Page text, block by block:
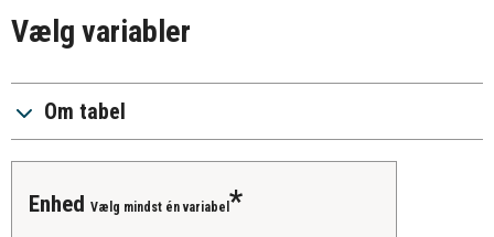
Vælg variabler
Om tabel
Enhed Vælg mindst én variabel